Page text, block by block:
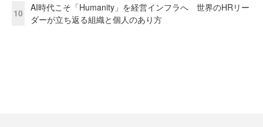
10
AI時代こそ「Humanity」を経営インフラへ 世界のHRリー
ダーが立ち返る組織と個人のあり方